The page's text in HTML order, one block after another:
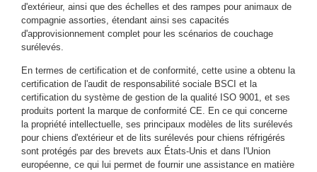
d'extérieur, ainsi que des échelles et des rampes pour animaux de
compagnie assorties, étendant ainsi ses capacités
d'approvisionnement complet pour les scénarios de couchage
surélevés.
En termes de certification et de conformité, cette usine a obtenu la
certification de l'audit de responsabilité sociale BSCI et la
certification du système de gestion de la qualité ISO 9001, et ses
produits portent la marque de conformité CE. En ce qui concerne
la propriété intellectuelle, ses principaux modèles de lits surélevés
pour chiens d'extérieur et de lits surélevés pour chiens réfrigérés
sont protégés par des brevets aux États-Unis et dans l'Union
européenne, ce qui lui permet de fournir une assistance en matière